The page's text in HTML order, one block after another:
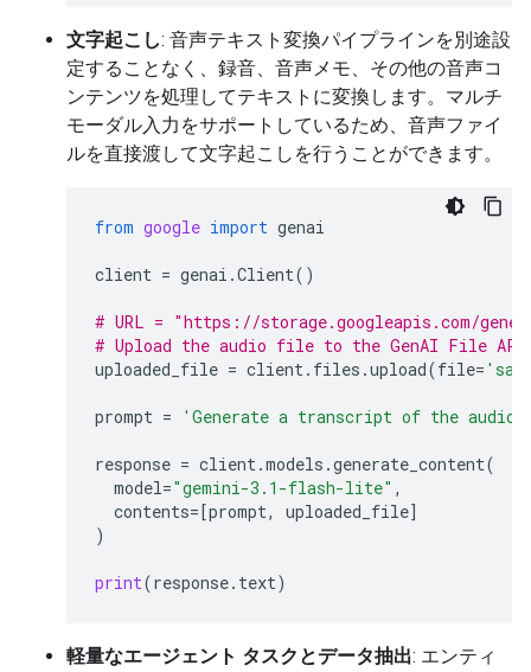
文字起こし: 音声テキスト変換パイプラインを別途設
定することなく、録音、音声メモ、その他の音声コ
ンテンツを処理してテキストに変換します。マルチ
モーダル入力をサポートしているため、音声ファイ
ルを直接渡して文字起こしを行うことができます。
from google import genai
client = genai .Client()
# URL = "https://storage.googleapis.com/
# Upload the audio file to the GenAI File API
uploaded_file = client. files .upload(file=
prompt = 'Generate a transcript of the
response = client.models .generate_content(
model="gemini-3.1-flash-lite" ,
contents=[prompt, uploaded_file]
)
print(response. text)
軽量なエージェント タスクとデータ抽出: エンティ